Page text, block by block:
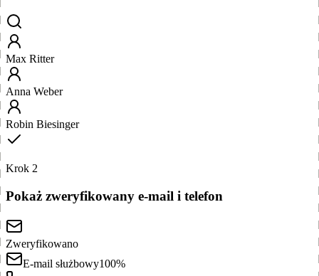
Max Ritter
Anna Weber
Robin Biesinger
Krok 2
Pokaż zweryfikowany e-mail i telefon
Zweryfikowano
E-mail służbowy100%